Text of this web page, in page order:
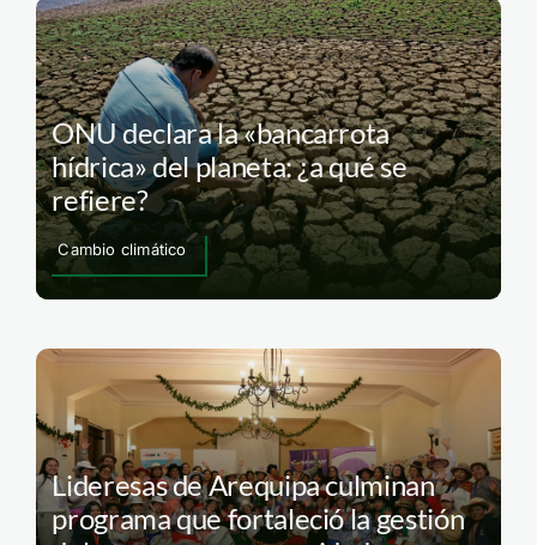
ONU declara la «bancarrota
hídrica» del planeta: ¿a qué se
refiere?
Cambio climático
Lideresas de Arequipa culminan
programa que fortaleció la gestión